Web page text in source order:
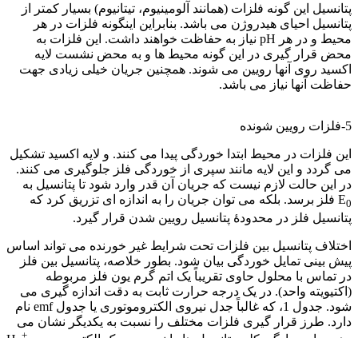
پتانسیل این گونه فلزات (همانند آلومینیوم، تیتانیوم) بسیار کمتر از
پتانسیل احیای هیدروژن می باشد. بنابراین اینگونه فلزات در هر
محیط و در هر pH نیاز به حفاظت خواهند داشت. این فلزات به
محض قرار گیری در این گونه محیط ها و به محض نشست لایه
اکسید روی آنها رویین می شوند. همچنین جریان خیلی زیادی جهت
حفاظت آنها نیاز می باشد.
5-فلزات رویین شونده
این فلزات در محیط ابتدا خوردگی پیدا می کنند. و لایه اکسید تشکیل
می گردد و این لایه مانند سپری از خوردگی فلز جلوگیری می کنند.
در این حالت لازم نیست که جریان آن قدر وارد شود تا پتانسیل به
E0
فلز برسد. بلکه می توان جریان را به اندازه ای تزریق کرد که
پتانسیل فلز در محدودۀ پتانسیل رویین شدن قرار گیرد.
اختلاف پتانسیل بین فلزات تحت شرایط غیر خورنده می تواند اساس
پیش بینی تمایل خوردگی بیان شود. بطور خلاصه، پتانسیل بین فلز
در تماس با محلول حاوی تقریباً یک اتم گرم یون فلز مربوطه
(اکتیویته واحد). در یک درجه حرارت ثابت به دقت اندازه گیری می
شود. جدول 1، که غالباً جدل نیروی الکتروموتوری یا جدول emf نام
دارد. طرز قرار گیری فلزات مختلف را نسبت به یکدیگر نشان می
+